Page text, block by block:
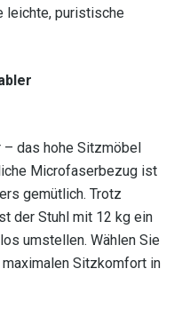
leichte, puristische
– das hohe Sitzmöbel
Microfaserbezug ist
gemütlich. Trotz
der Stuhl mit 12 kg ein
umstellen. Wählen Sie
maximalen Sitzkomfort in